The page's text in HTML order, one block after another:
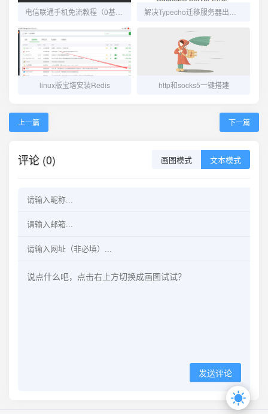
电信联通手机免流教程（0基础教程） 解决Typecho迁移服务器出现"Database Server Error"错误
linux版宝塔安装Redis http和socks5一键搭建
上一篇 下一篇
评论 (0) 画图模式 文本模式
发送评论